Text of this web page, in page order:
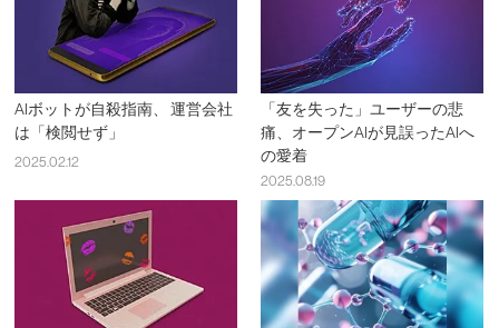
AIボットが自殺指南、 運営会社
は「検閲せず」
2025.02.12
「友を失った」ユーザーの悲
痛、オープンAIが見誤ったAIへ
の愛着
2025.08.19